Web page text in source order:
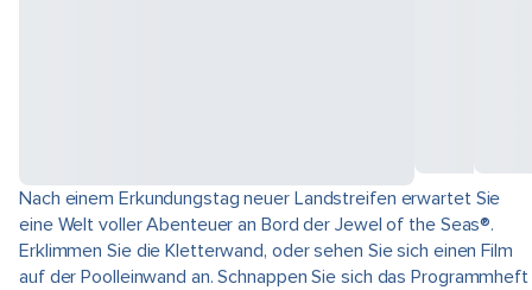
Nach einem Erkundungstag neuer Landstreifen erwartet Sie
eine Welt voller Abenteuer an Bord der Jewel of the Seas®.
Erklimmen Sie die Kletterwand, oder sehen Sie sich einen Film
auf der Poolleinwand an. Schnappen Sie sich das Programmheft